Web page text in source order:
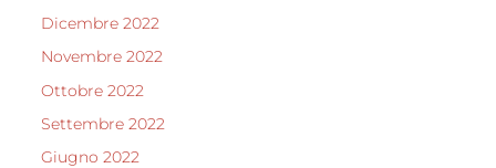
Dicembre 2022
Novembre 2022
Ottobre 2022
Settembre 2022
Giugno 2022